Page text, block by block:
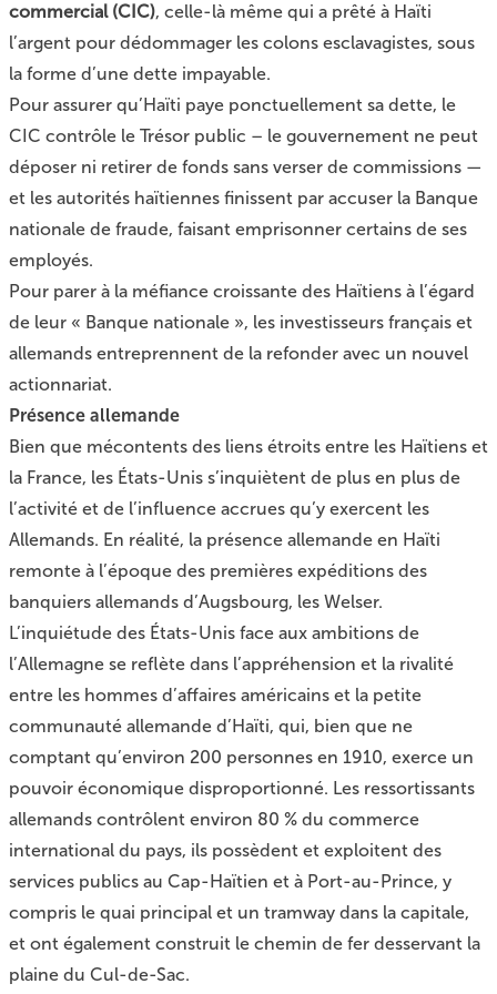
commercial (CIC), celle-là même qui a prêté à Haïti
l’argent pour dédommager les colons esclavagistes, sous
la forme d’une dette impayable.
Pour assurer qu’Haïti paye ponctuellement sa dette, le
CIC contrôle le Trésor public – le gouvernement ne peut
déposer ni retirer de fonds sans verser de commissions —
et les autorités haïtiennes finissent par accuser la Banque
nationale de fraude, faisant emprisonner certains de ses
employés.
Pour parer à la méfiance croissante des Haïtiens à l’égard
de leur « Banque nationale », les investisseurs français et
allemands entreprennent de la refonder avec un nouvel
actionnariat.
Présence allemande
Bien que mécontents des liens étroits entre les Haïtiens et
la France, les États-Unis s’inquiètent de plus en plus de
l’activité et de l’influence accrues qu’y exercent les
Allemands. En réalité, la présence allemande en Haïti
remonte à l’époque des premières expéditions des
banquiers allemands d’Augsbourg, les Welser.
L’inquiétude des États-Unis face aux ambitions de
l’Allemagne se reflète dans l’appréhension et la rivalité
entre les hommes d’affaires américains et la petite
communauté allemande d’Haïti, qui, bien que ne
comptant qu’environ 200 personnes en 1910, exerce un
pouvoir économique disproportionné. Les ressortissants
allemands contrôlent environ 80 % du commerce
international du pays, ils possèdent et exploitent des
services publics au Cap-Haïtien et à Port-au-Prince, y
compris le quai principal et un tramway dans la capitale,
et ont également construit le chemin de fer desservant la
plaine du Cul-de-Sac.